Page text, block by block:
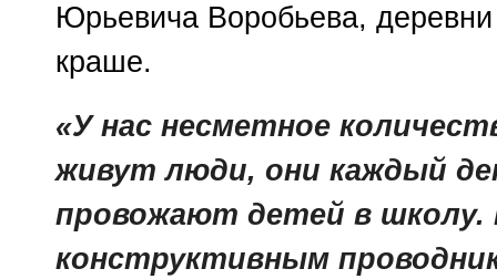
Юрьевича Воробьева,
краше.
«У нас несметное
живут люди, они каждый
провожают детей в
конструктивным